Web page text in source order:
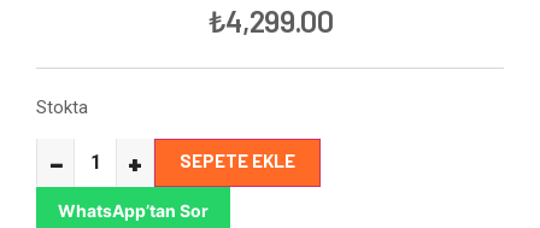
₺4,299.00
Stokta
− + SEPETE EKLE
WhatsApp’tan Sor